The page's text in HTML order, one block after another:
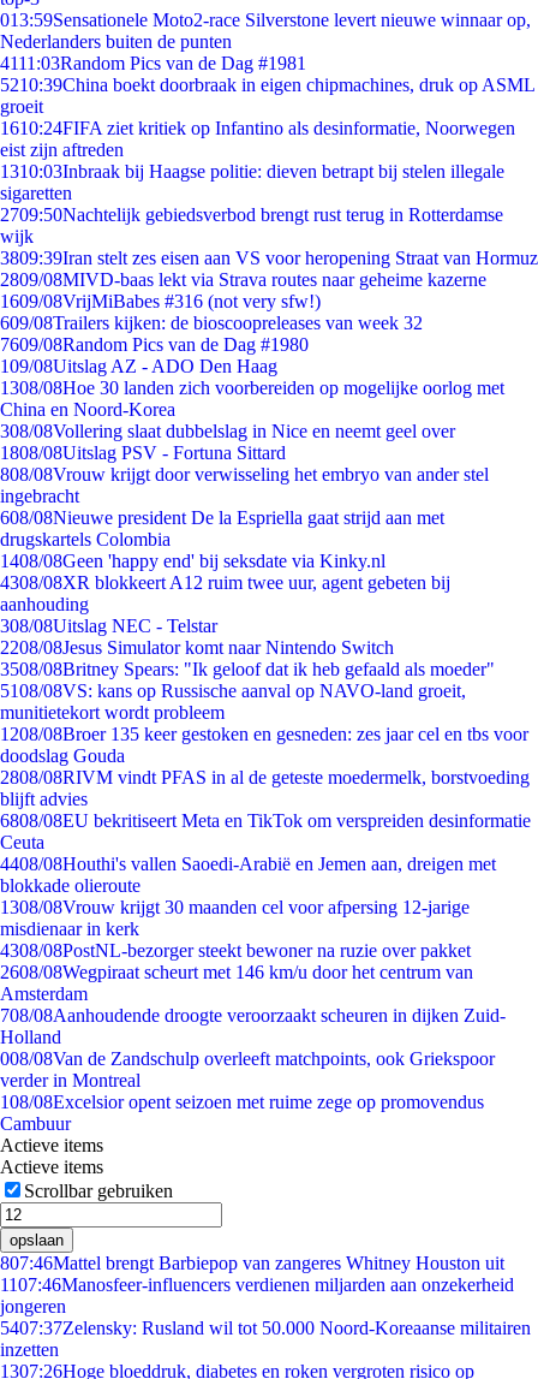
013:59Sensationele Moto2-race Silverstone levert nieuwe winnaar op,
Nederlanders buiten de punten
4111:03Random Pics van de Dag #1981
5210:39China boekt doorbraak in eigen chipmachines, druk op ASML
groeit
1610:24FIFA ziet kritiek op Infantino als desinformatie, Noorwegen
eist zijn aftreden
1310:03Inbraak bij Haagse politie: dieven betrapt bij stelen illegale
sigaretten
2709:50Nachtelijk gebiedsverbod brengt rust terug in Rotterdamse
wijk
3809:39Iran stelt zes eisen aan VS voor heropening Straat van Hormuz
2809/08MIVD-baas lekt via Strava routes naar geheime kazerne
1609/08VrijMiBabes #316 (not very sfw!)
609/08Trailers kijken: de bioscoopreleases van week 32
7609/08Random Pics van de Dag #1980
109/08Uitslag AZ - ADO Den Haag
1308/08Hoe 30 landen zich voorbereiden op mogelijke oorlog met
China en Noord-Korea
308/08Vollering slaat dubbelslag in Nice en neemt geel over
1808/08Uitslag PSV - Fortuna Sittard
808/08Vrouw krijgt door verwisseling het embryo van ander stel
ingebracht
608/08Nieuwe president De la Espriella gaat strijd aan met
drugskartels Colombia
1408/08Geen 'happy end' bij seksdate via Kinky.nl
4308/08XR blokkeert A12 ruim twee uur, agent gebeten bij
aanhouding
308/08Uitslag NEC - Telstar
2208/08Jesus Simulator komt naar Nintendo Switch
3508/08Britney Spears: "Ik geloof dat ik heb gefaald als moeder"
5108/08VS: kans op Russische aanval op NAVO-land groeit,
munitietekort wordt probleem
1208/08Broer 135 keer gestoken en gesneden: zes jaar cel en tbs voor
doodslag Gouda
2808/08RIVM vindt PFAS in al de geteste moedermelk, borstvoeding
blijft advies
6808/08EU bekritiseert Meta en TikTok om verspreiden desinformatie
Ceuta
4408/08Houthi's vallen Saoedi-Arabië en Jemen aan, dreigen met
blokkade olieroute
1308/08Vrouw krijgt 30 maanden cel voor afpersing 12-jarige
misdienaar in kerk
4308/08PostNL-bezorger steekt bewoner na ruzie over pakket
2608/08Wegpiraat scheurt met 146 km/u door het centrum van
Amsterdam
708/08Aanhoudende droogte veroorzaakt scheuren in dijken Zuid-
Holland
008/08Van de Zandschulp overleeft matchpoints, ook Griekspoor
verder in Montreal
108/08Excelsior opent seizoen met ruime zege op promovendus
Cambuur
Actieve items
Actieve items
Scrollbar gebruiken
opslaan
807:46Mattel brengt Barbiepop van zangeres Whitney Houston uit
1107:46Manosfeer-influencers verdienen miljarden aan onzekerheid
jongeren
5407:37Zelensky: Rusland wil tot 50.000 Noord-Koreaanse militairen
inzetten
1307:26Hoge bloeddruk, diabetes en roken vergroten risico op